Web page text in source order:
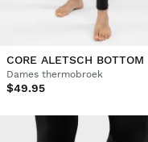
CORE ALETSCH BOTTOM
Dames thermobroek
$49.95